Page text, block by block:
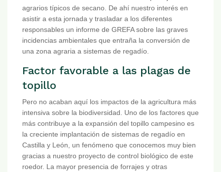
agrarios típicos de secano. De ahí nuestro interés en
asistir a esta jornada y trasladar a los diferentes
responsables un informe de GREFA sobre las graves
incidencias ambientales que entraña la conversión de
una zona agraria a sistemas de regadío.
Factor favorable a las plagas de
topillo
Pero no acaban aquí los impactos de la agricultura más
intensiva sobre la biodiversidad. Uno de los factores que
más contribuye a la expansión del topillo campesino es
la creciente implantación de sistemas de regadío en
Castilla y León, un fenómeno que conocemos muy bien
gracias a nuestro proyecto de control biológico de este
roedor. La mayor presencia de forrajes y otras